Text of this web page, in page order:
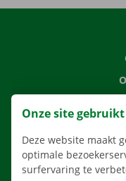
Onze site
Deze website maakt
optimale
surfervaring te